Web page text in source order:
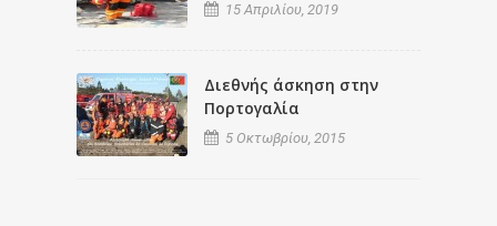
15 Απριλίου, 2019
Διεθνής άσκηση στην
Πορτογαλία
5 Οκτωβρίου, 2015